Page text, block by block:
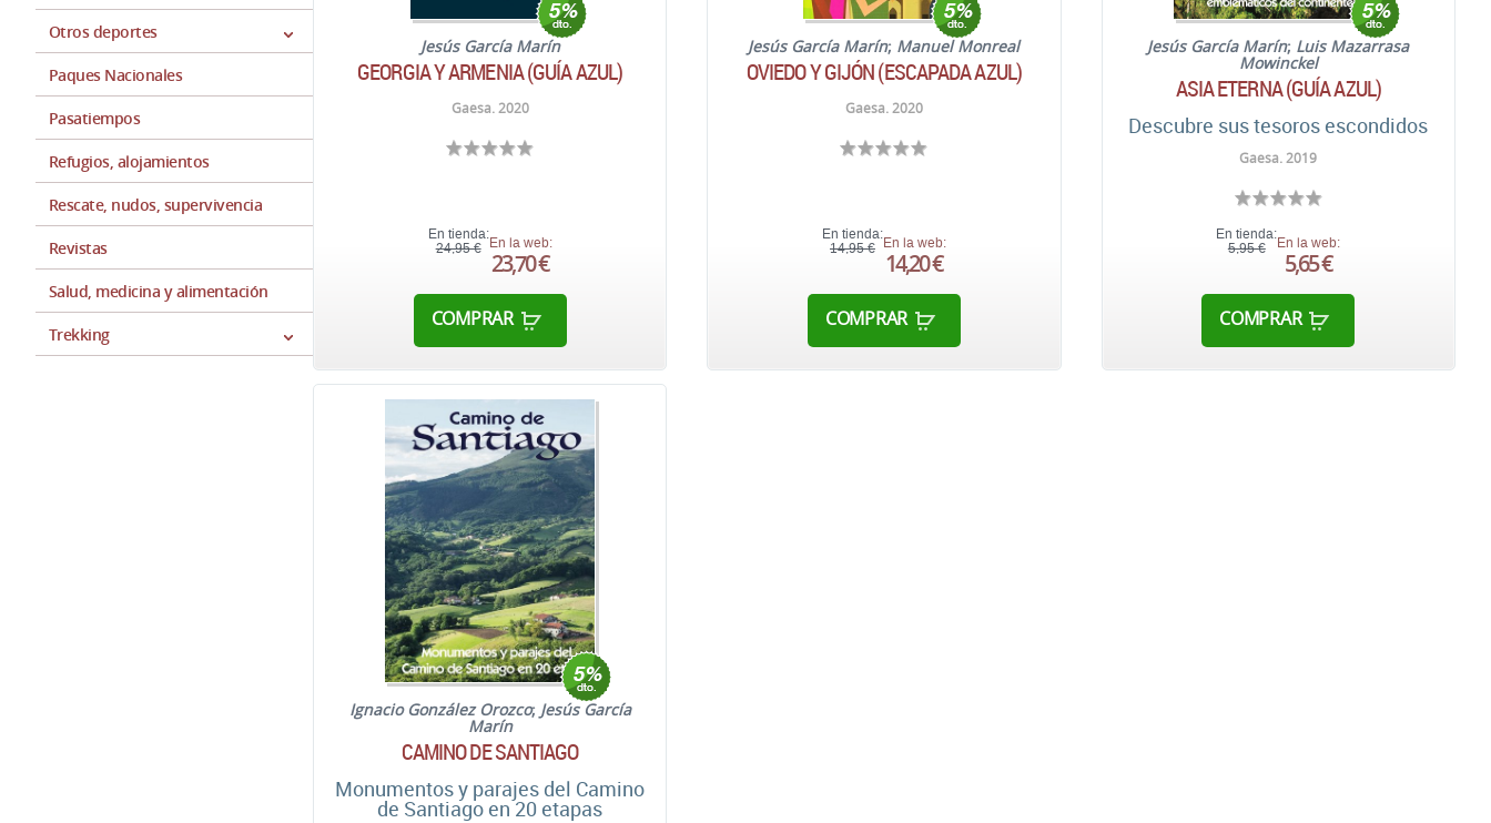
Otros deportes
Paques Nacionales
Pasatiempos
Refugios, alojamientos
Rescate, nudos, supervivencia
Revistas
Salud, medicina y alimentación
Trekking
Jesús García Marín
GEORGIA Y ARMENIA (GUÍA AZUL)
Gaesa. 2020
En tienda:
24,95 € En la web:
23,70 €
COMPRAR
Jesús García Marín; Manuel Monreal
OVIEDO Y GIJÓN (ESCAPADA AZUL)
Gaesa. 2020
En tienda:
14,95 € En la web:
14,20 €
COMPRAR
Jesús García Marín; Luis Mazarrasa
Mowinckel
ASIA ETERNA (GUÍA AZUL)
Descubre sus tesoros escondidos
Gaesa. 2019
En tienda:
5,95 €
En la web:
5,65 €
COMPRAR
Ignacio González Orozco; Jesús García
Marín
CAMINO DE SANTIAGO
Monumentos y parajes del Camino
de Santiago en 20 etapas